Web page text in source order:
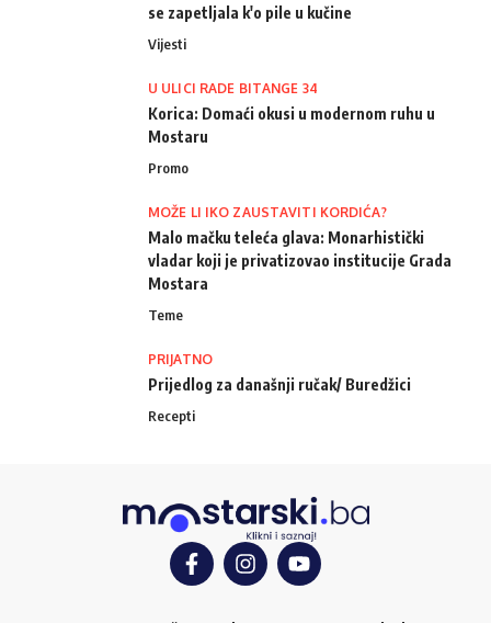
se zapetljala k'o pile u kučine
Vijesti
U ULICI RADE BITANGE 34
Korica: Domaći okusi u modernom ruhu u
Mostaru
Promo
MOŽE LI IKO ZAUSTAVITI KORDIĆA?
Malo mačku teleća glava: Monarhistički
vladar koji je privatizovao institucije Grada
Mostara
Teme
PRIJATNO
Prijedlog za današnji ručak/ Buredžici
Recepti